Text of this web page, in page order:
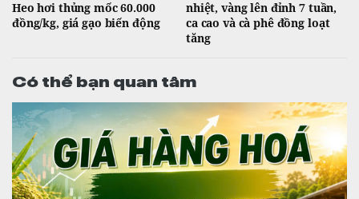
Heo hơi thủng mốc 60.000
đồng/kg, giá gạo biến động
nhiệt, vàng lên đỉnh 7 tuần,
ca cao và cà phê đồng loạt
tăng
Có thể bạn quan tâm